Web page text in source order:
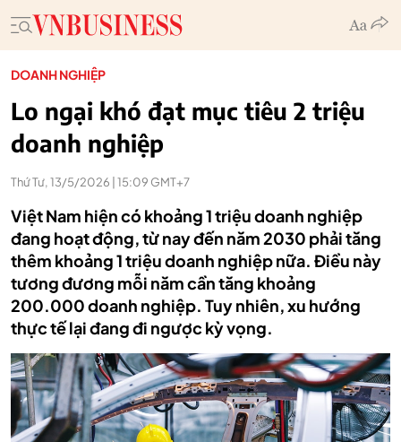
DOANH NGHIỆP
Lo ngại khó đạt mục tiêu 2 triệu
doanh nghiệp
Thứ Tư, 13/5/2026 | 15:09 GMT+7
Việt Nam hiện có khoảng 1 triệu doanh nghiệp
đang hoạt động, từ nay đến năm 2030 phải tăng
thêm khoảng 1 triệu doanh nghiệp nữa. Điều này
tương đương mỗi năm cần tăng khoảng
200.000 doanh nghiệp. Tuy nhiên, xu hướng
thực tế lại đang đi ngược kỳ vọng.